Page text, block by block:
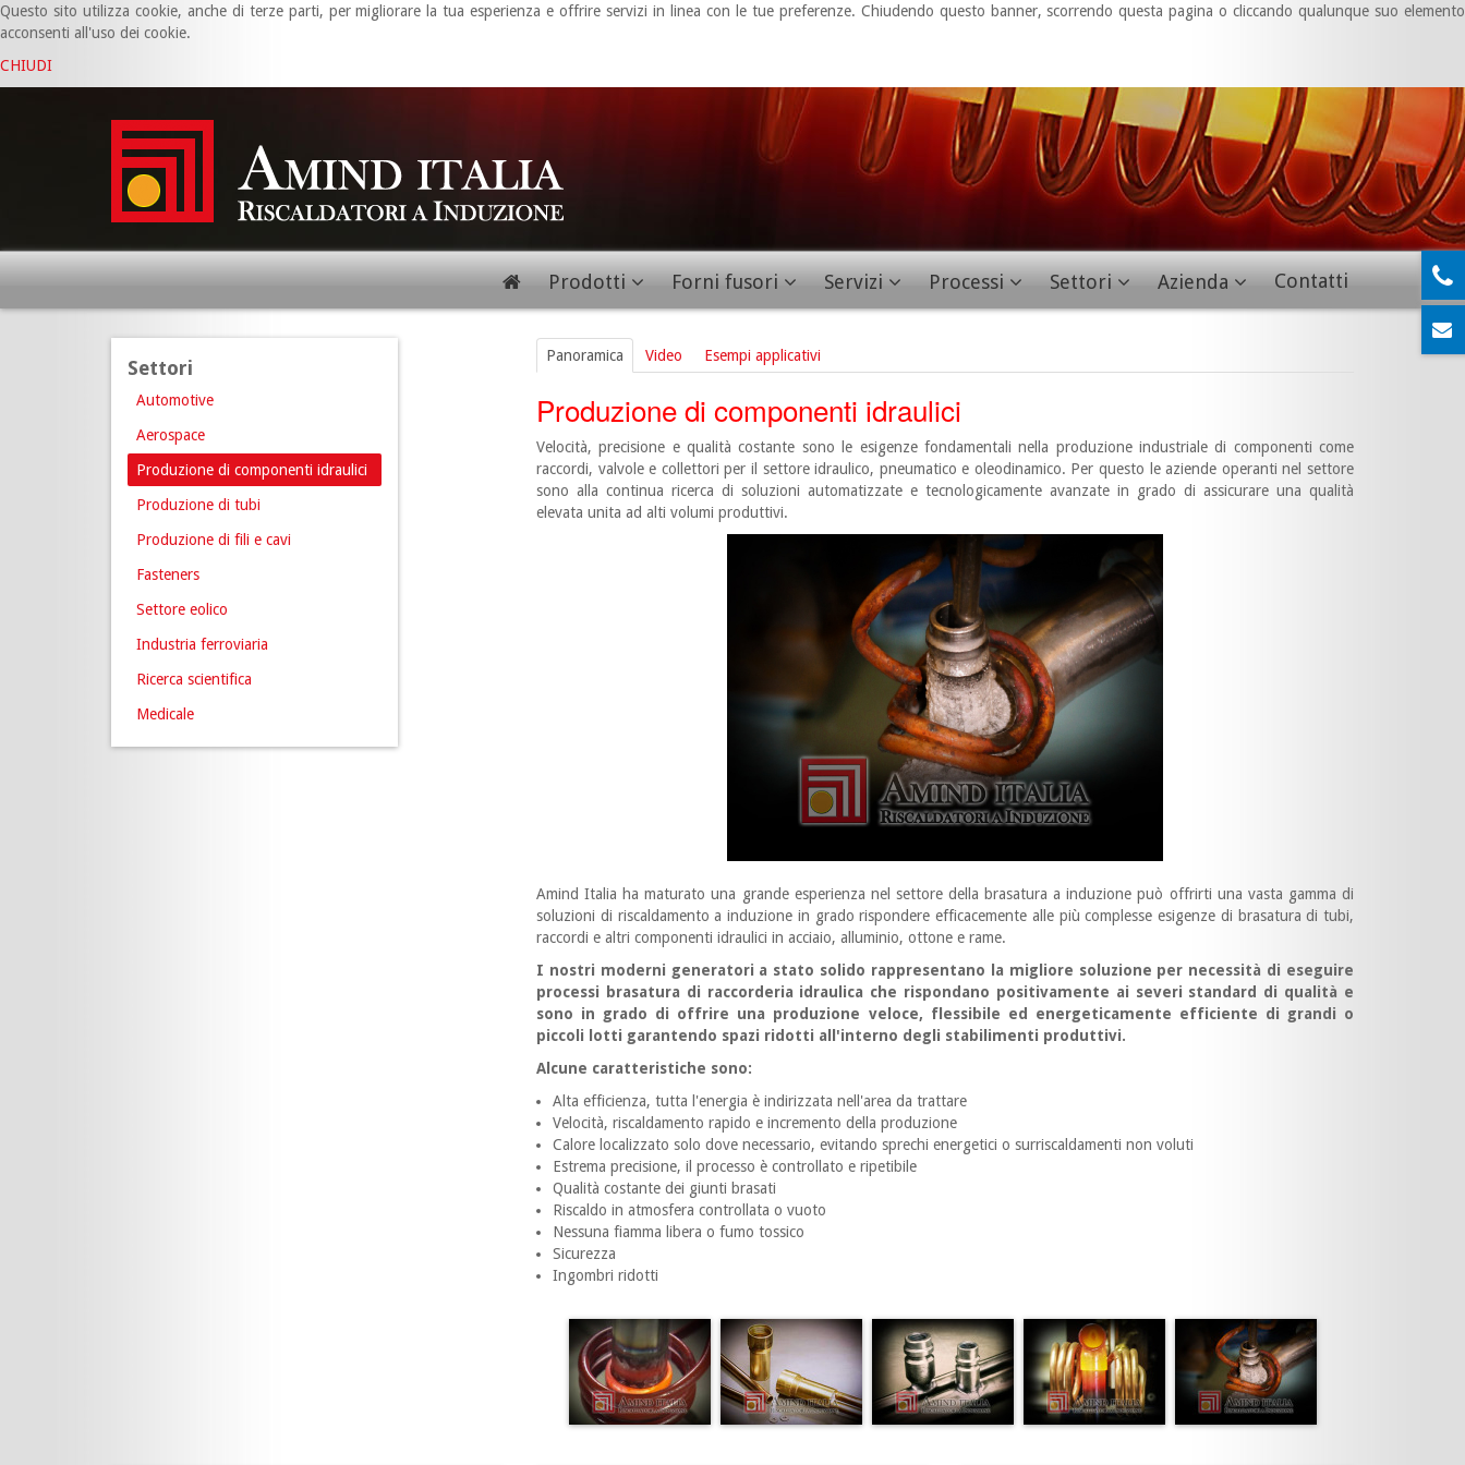
Questo sito utilizza cookie, anche di terze parti, per migliorare la tua esperienza e offrire servizi in linea con le tue preferenze. Chiudendo questo banner, scorrendo questa pagina o cliccando qualunque suo elemento
acconsenti all'uso dei cookie.
CHIUDI
Prodotti Forni fusori Servizi Processi Settori Azienda Contatti
Settori
Automotive
Aerospace
Produzione di componenti idraulici
Produzione di tubi
Produzione di fili e cavi
Fasteners
Settore eolico
Industria ferroviaria
Ricerca scientifica
Medicale
Panoramica Video Esempi applicativi
Produzione di componenti idraulici
Velocità, precisione e qualità costante sono le esigenze fondamentali nella produzione industriale di componenti come
raccordi, valvole e collettori per il settore idraulico, pneumatico e oleodinamico. Per questo le aziende operanti nel settore
sono alla continua ricerca di soluzioni automatizzate e tecnologicamente avanzate in grado di assicurare una qualità
elevata unita ad alti volumi produttivi.
Amind Italia ha maturato una grande esperienza nel settore della brasatura a induzione può offrirti una vasta gamma di
soluzioni di riscaldamento a induzione in grado rispondere efficacemente alle più complesse esigenze di brasatura di tubi,
raccordi e altri componenti idraulici in acciaio, alluminio, ottone e rame.
I nostri moderni generatori a stato solido rappresentano la migliore soluzione per necessità di eseguire
processi brasatura di raccorderia idraulica che rispondano positivamente ai severi standard di qualità e
sono in grado di offrire una produzione veloce, flessibile ed energeticamente efficiente di grandi o
piccoli lotti garantendo spazi ridotti all'interno degli stabilimenti produttivi.
Alcune caratteristiche sono:
Alta efficienza, tutta l'energia è indirizzata nell'area da trattare
Velocità, riscaldamento rapido e incremento della produzione
Calore localizzato solo dove necessario, evitando sprechi energetici o surriscaldamenti non voluti
Estrema precisione, il processo è controllato e ripetibile
Qualità costante dei giunti brasati
Riscaldo in atmosfera controllata o vuoto
Nessuna fiamma libera o fumo tossico
Sicurezza
Ingombri ridotti